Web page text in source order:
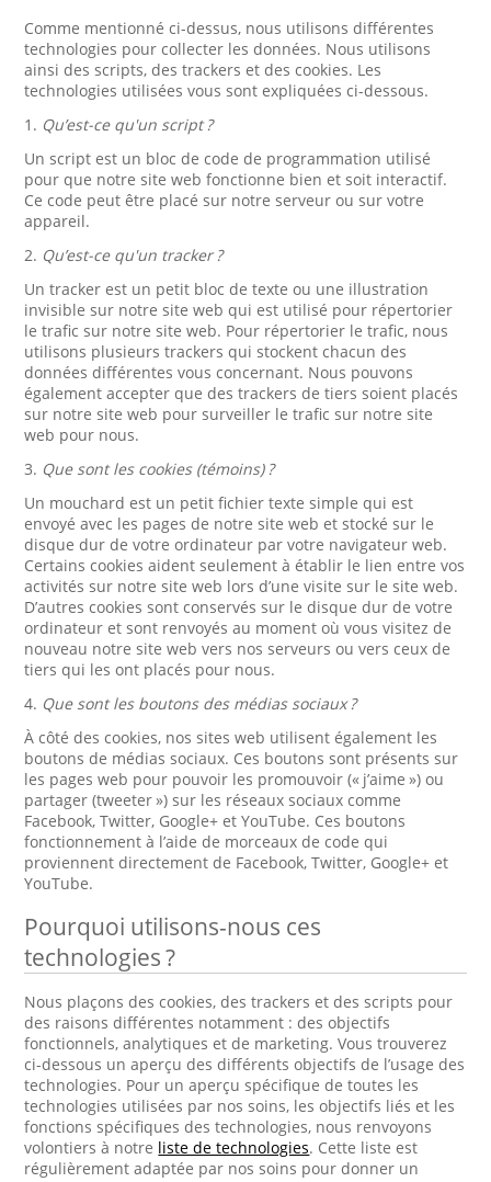
Comme mentionné ci-dessus, nous utilisons différentes
technologies pour collecter les données. Nous utilisons
ainsi des scripts, des trackers et des cookies. Les
technologies utilisées vous sont expliquées ci-dessous.
1. Qu’est-ce qu'un script ?
Un script est un bloc de code de programmation utilisé
pour que notre site web fonctionne bien et soit interactif.
Ce code peut être placé sur notre serveur ou sur votre
appareil.
2. Qu’est-ce qu'un tracker ?
Un tracker est un petit bloc de texte ou une illustration
invisible sur notre site web qui est utilisé pour répertorier
le trafic sur notre site web. Pour répertorier le trafic, nous
utilisons plusieurs trackers qui stockent chacun des
données différentes vous concernant. Nous pouvons
également accepter que des trackers de tiers soient placés
sur notre site web pour surveiller le trafic sur notre site
web pour nous.
3. Que sont les cookies (témoins) ?
Un mouchard est un petit fichier texte simple qui est
envoyé avec les pages de notre site web et stocké sur le
disque dur de votre ordinateur par votre navigateur web.
Certains cookies aident seulement à établir le lien entre vos
activités sur notre site web lors d’une visite sur le site web.
D’autres cookies sont conservés sur le disque dur de votre
ordinateur et sont renvoyés au moment où vous visitez de
nouveau notre site web vers nos serveurs ou vers ceux de
tiers qui les ont placés pour nous.
4. Que sont les boutons des médias sociaux ?
À côté des cookies, nos sites web utilisent également les
boutons de médias sociaux. Ces boutons sont présents sur
les pages web pour pouvoir les promouvoir (« j’aime ») ou
partager (tweeter ») sur les réseaux sociaux comme
Facebook, Twitter, Google+ et YouTube. Ces boutons
fonctionnement à l’aide de morceaux de code qui
proviennent directement de Facebook, Twitter, Google+ et
YouTube.
Pourquoi utilisons-nous ces
technologies ?
Nous plaçons des cookies, des trackers et des scripts pour
des raisons différentes notamment : des objectifs
fonctionnels, analytiques et de marketing. Vous trouverez
ci-dessous un aperçu des différents objectifs de l’usage des
technologies. Pour un aperçu spécifique de toutes les
technologies utilisées par nos soins, les objectifs liés et les
fonctions spécifiques des technologies, nous renvoyons
volontiers à notre liste de technologies. Cette liste est
régulièrement adaptée par nos soins pour donner un